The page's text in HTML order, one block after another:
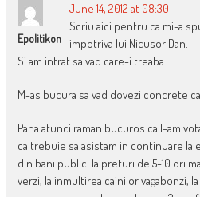
Epolitikon
June 14, 2012 at 08:30
Scriu aici pentru ca mi-a
impotriva lui Nicusor Dan.
Si am intrat sa vad care-i treaba.
M-as bucura sa vad dovezi concrete
Pana atunci raman bucuros ca l-am
ca trebuie sa asistam in continuare
din bani publici la preturi de 5-10 ori
verzi, la inmultirea cainilor vagabonzi,